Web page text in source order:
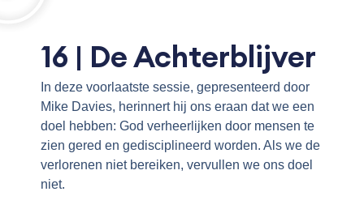
16 | De Achterblijver
In deze voorlaatste sessie, gepresenteerd door
Mike Davies, herinnert hij ons eraan dat we een
doel hebben: God verheerlijken door mensen te
zien gered en gedisciplineerd worden. Als we de
verlorenen niet bereiken, vervullen we ons doel
niet.